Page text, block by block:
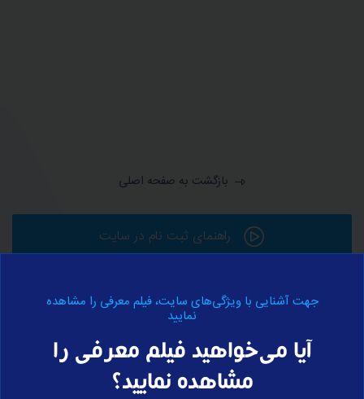
بازگشت به صفحه اصلی
راهنمای ثبت نام در سایت
ورود به حساب کاربری
جهت آشنایی با ویژگی‌های سایت، فیلم معرفی را مشاهده
نمایید
آیا می‌خواهید فیلم معرفی را
مشاهده نمایید؟